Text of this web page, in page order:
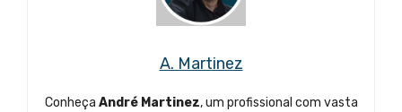
A. Martinez
Conheça André Martinez, um profissional com vasta